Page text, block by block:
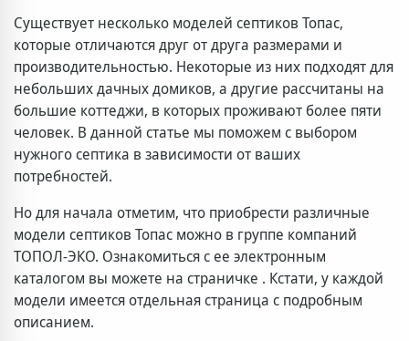
Существует несколько моделей септиков Топас,
которые отличаются друг от друга размерами и
производительностью. Некоторые из них подходят для
небольших дачных домиков, а другие рассчитаны на
большие коттеджи, в которых проживают более пяти
человек. В данной статье мы поможем с выбором
нужного септика в зависимости от ваших
потребностей.
Но для начала отметим, что приобрести различные
модели септиков Топас можно в группе компаний
ТОПОЛ-ЭКО. Ознакомиться с ее электронным
каталогом вы можете на страничке . Кстати, у каждой
модели имеется отдельная страница с подробным
описанием.